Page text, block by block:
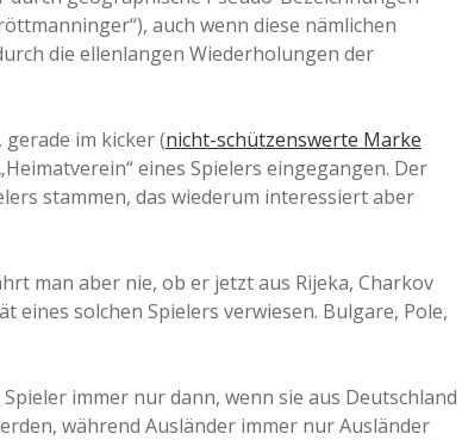
auch wenn diese nämlichen
die ellenlangen Wiederholungen der
im kicker (nicht-schützenswerte Marke
eines Spielers eingegangen. Der
stammen, das wiederum interessiert aber
man aber nie, ob er jetzt aus Rijeka, Charkov
solchen Spielers verwiesen. Bulgare, Pole,
immer nur dann, wenn sie aus Deutschland
während Ausländer immer nur Ausländer